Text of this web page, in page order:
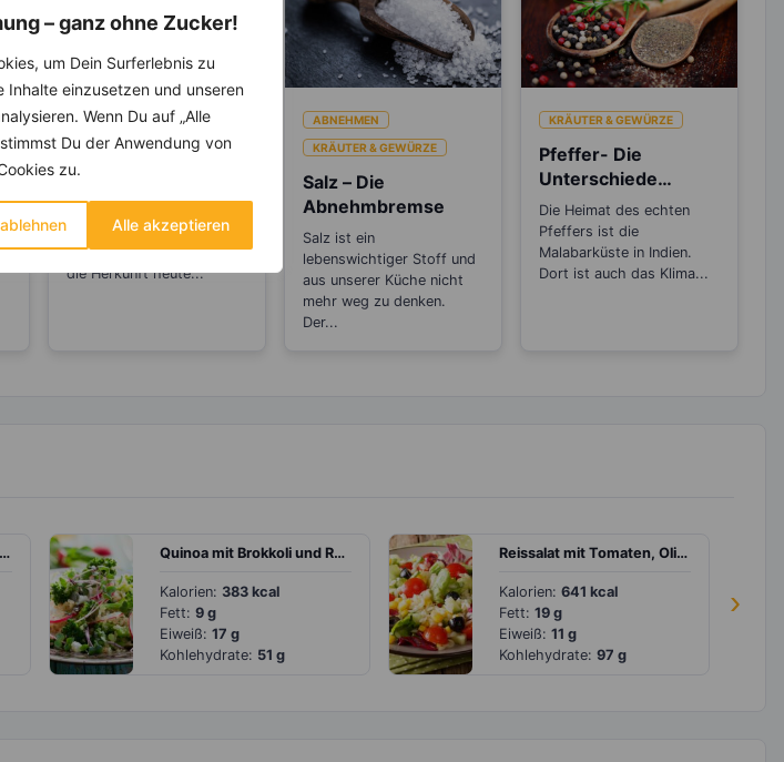
– ganz ohne Zucker!
um Dein Surferlebnis zu
Inhalte einzusetzen und unseren
Wenn Du auf „Alle
Du der Anwendung von
zu.
Alle akzeptieren
KRÄUTER & GEWÜRZE
Basilikum – Es gibt
über 60
verschiedene Arten
Geruch erinnert wohl als
Erstes an Italien. Dabei ist
die Herkunft heute...
ABNEHMEN
KRÄUTER & GEWÜRZE
Salz – Die
Abnehmbremse
Salz ist ein
lebenswichtiger Stoff und
aus unserer Küche nicht
mehr weg zu denken.
Der...
KRÄUTER & GEWÜRZE
Pfeffer- Die
Unterschiede
zwischen den
Sorten
Die Heimat des echten
Pfeffers ist die
Malabarküste in Indien.
Dort ist auch das Klima...
›
Spaghetti mit Oliven, Tomatensoße und veganem Feta Quinoa mit Brokkoli und Radieschen
Kalorien: 383 kcal
Fett: 9 g
Eiweiß: 17 g
Kohlehydrate: 51 g
Reissalat mit Tomaten, Oliven und Gurke
Kalorien: 641 kcal
Fett: 19 g
Eiweiß: 11 g
Kohlehydrate: 97 g